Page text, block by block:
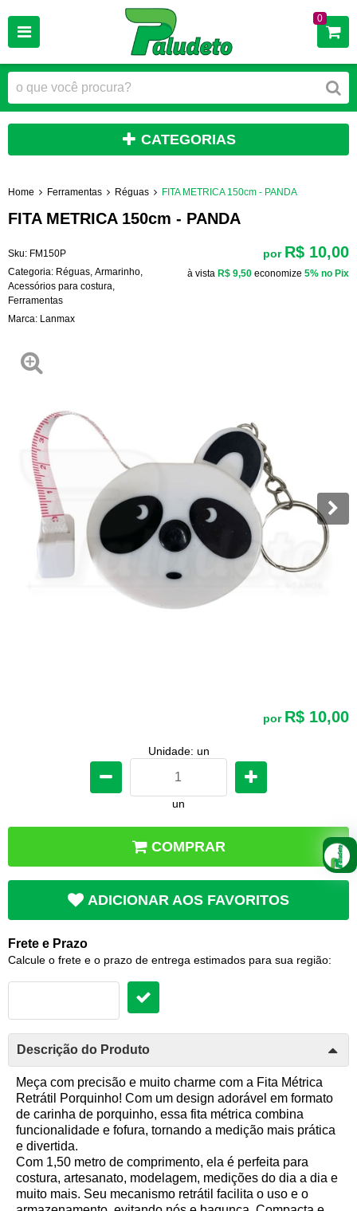
0
CATEGORIAS
Home Ferramentas Réguas FITA METRICA 150cm - PANDA
FITA METRICA 150cm - PANDA
Sku: FM150P
Categoria: Réguas Armarinho
Acessórios para costura
Ferramentas
Marca: Lanmax
por R$ 10,00
à vista R$ 9,50 economize 5% no Pix
por R$ 10,00
Unidade: un
un
COMPRAR
ADICIONAR AOS FAVORITOS
Frete e Prazo
Calcule o frete e o prazo de entrega estimados para sua região:
Descrição do Produto
Meça com precisão e muito charme com a Fita Métrica
Retrátil Porquinho! Com um design adorável em formato
de carinha de porquinho, essa fita métrica combina
funcionalidade e fofura, tornando a medição mais prática
e divertida.
Com 1,50 metro de comprimento, ela é perfeita para
costura, artesanato, modelagem, medições do dia a dia e
muito mais. Seu mecanismo retrátil facilita o uso e o